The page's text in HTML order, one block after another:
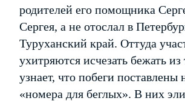
родителей его помощника
Сергея, а не отослал в
Туруханский край. Оттуда
ухитряются исчезать бежать
узнает, что побеги
«номера для беглых». В них